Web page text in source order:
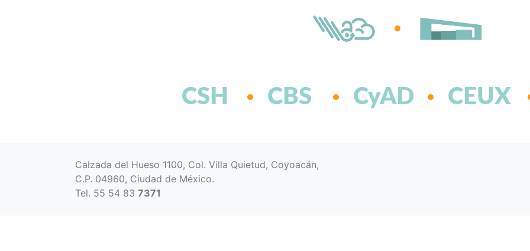
CSH CBS CyAD CEUX
Calzada del Hueso 1100, Col. Villa Quietud, Coyoacán,
C.P. 04960, Ciudad de México.
Tel. 55 54 83 7371